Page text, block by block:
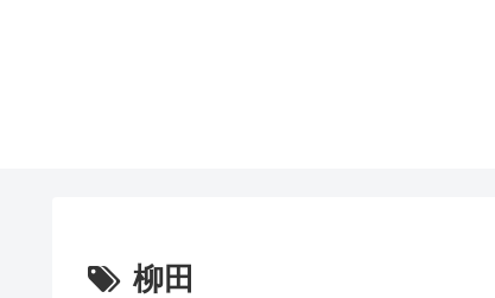
柳田